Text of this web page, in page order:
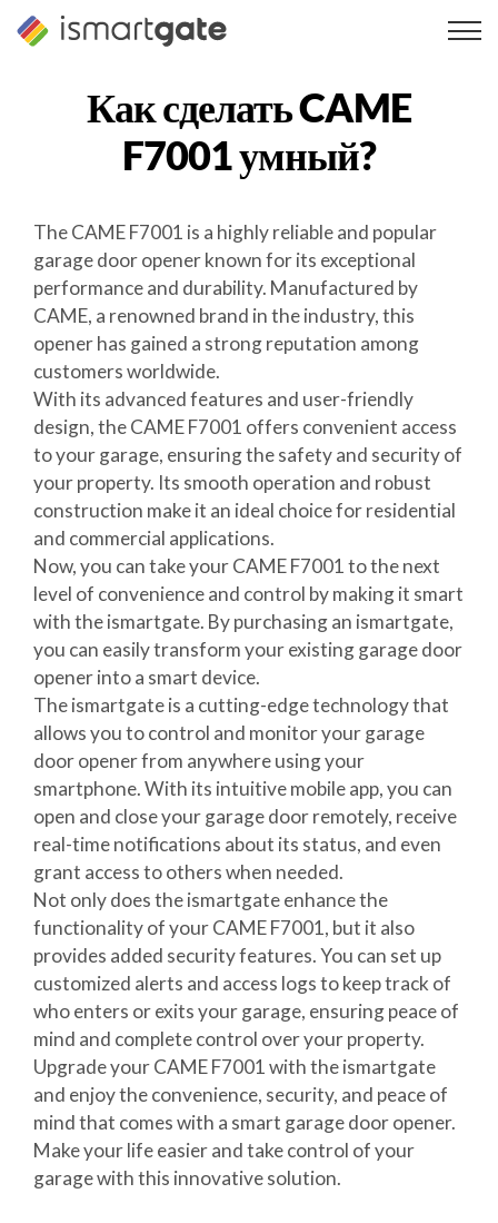
Перейти
Как сделатьCAME
F7001умный?
The CAME F7001 is a highly reliable and popular
garage door opener known for its exceptional
performance and durability. Manufactured by
CAME, a renowned brand in the industry, this
opener has gained a strong reputation among
customers worldwide.
With its advanced features and user-friendly
design, the CAME F7001 offers convenient access
to your garage, ensuring the safety and security of
your property. Its smooth operation and robust
construction make it an ideal choice for residential
and commercial applications.
Now, you can take your CAME F7001 to the next
level of convenience and control by making it smart
with the ismartgate. By purchasing an ismartgate,
you can easily transform your existing garage door
opener into a smart device.
The ismartgate is a cutting-edge technology that
allows you to control and monitor your garage
door opener from anywhere using your
smartphone. With its intuitive mobile app, you can
open and close your garage door remotely, receive
real-time notifications about its status, and even
grant access to others when needed.
Not only does the ismartgate enhance the
functionality of your CAME F7001, but it also
provides added security features. You can set up
customized alerts and access logs to keep track of
who enters or exits your garage, ensuring peace of
mind and complete control over your property.
Upgrade your CAME F7001 with the ismartgate
and enjoy the convenience, security, and peace of
mind that comes with a smart garage door opener.
Make your life easier and take control of your
garage with this innovative solution.